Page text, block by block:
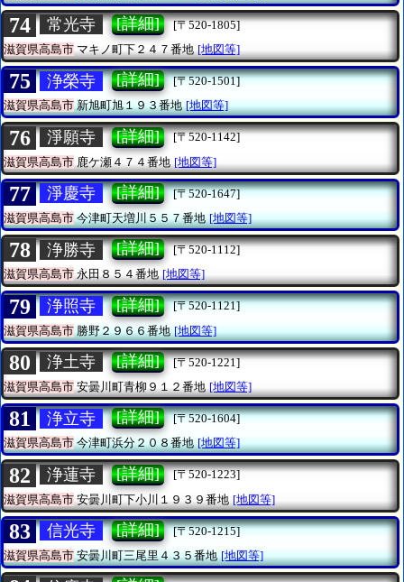
74 常光寺 [詳細]
[〒520-1805]
滋賀県高島市 マキノ町下２４７番地 [地図等]
75 浄榮寺 [詳細]
[〒520-1501]
滋賀県高島市新旭町旭１９３番地 [地図等]
76 淨願寺 [詳細]
[〒520-1142]
滋賀県高島市 鹿ケ瀬４７４番地 [地図等]
77 淨慶寺 [詳細]
[〒520-1647]
滋賀県高島市今津町天増川５５７番地 [地図等]
78 浄勝寺 [詳細]
[〒520-1112]
滋賀県高島市永田８５４番地 [地図等]
79 浄照寺 [詳細]
[〒520-1121]
滋賀県高島市勝野２９６６番地 [地図等]
80 浄土寺 [詳細]
[〒520-1221]
滋賀県高島市 安曇川町青柳９１２番地 [地図等]
81 浄立寺 [詳細]
[〒520-1604]
滋賀県高島市今津町浜分２０８番地 [地図等]
82 浄蓮寺 [詳細]
[〒520-1223]
滋賀県高島市 安曇川町下小川１９３９番地 [地図等]
83 信光寺 [詳細]
[〒520-1215]
滋賀県高島市安曇川町三尾里４３５番地 [地図等]